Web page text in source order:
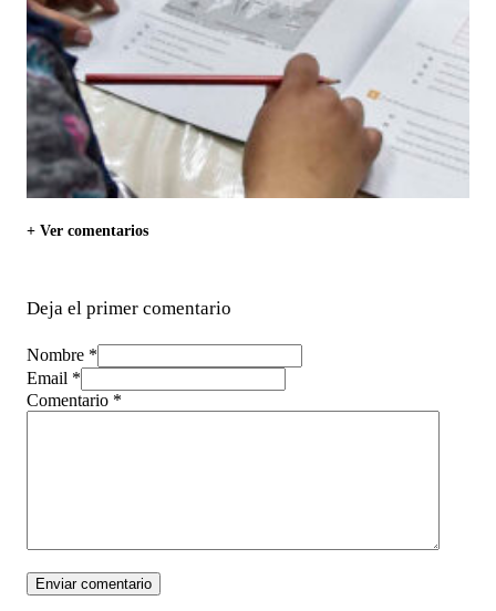
+ Ver comentarios
Deja el primer comentario
Nombre *
Email *
Comentario *